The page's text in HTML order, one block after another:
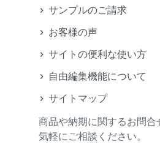
サンプルのご請求
お客様の声
サイトの便利な使い方
自由編集機能について
サイトマップ
商品や納期に関するお問
気軽にご相談ください。